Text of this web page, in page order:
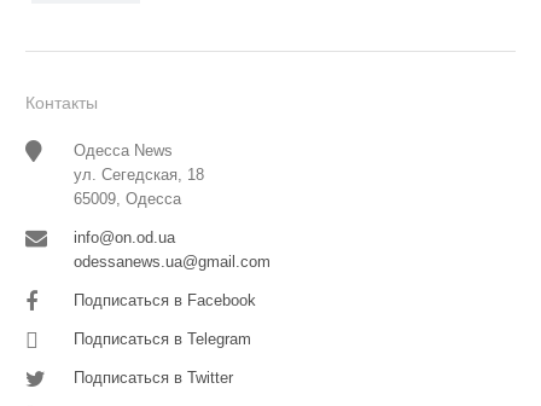
Контакты
Одесса News
ул. Сегедская, 18
65009, Одесса
info@on.od.ua
odessanews.ua@gmail.com
Подписаться в Facebook
Подписаться в Telegram
Подписаться в Twitter